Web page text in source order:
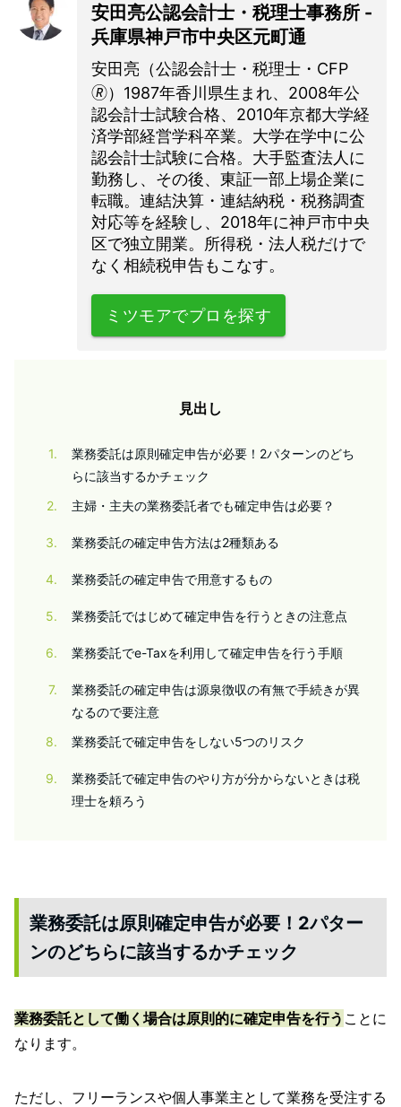
安田亮公認会計士・税理士事務所 -
兵庫県神戸市中央区元町通
安田亮（公認会計士・税理士・CFP
🄬）1987年香川県生まれ、2008年公
認会計士試験合格、2010年京都大学経
済学部経営学科卒業。大学在学中に公
認会計士試験に合格。大手監査法人に
勤務し、その後、東証一部上場企業に
転職。連結決算・連結納税・税務調査
対応等を経験し、2018年に神戸市中央
区で独立開業。所得税・法人税だけで
なく相続税申告もこなす。
ミツモアでプロを探す
見出し
1
業務委託は原則確定申告が必要！2パターンのどち
らに該当するかチェック
2
主婦・主夫の業務委託者でも確定申告は必要？
3 業務委託の確定申告方法は2種類ある
4 業務委託の確定申告で用意するもの
5 業務委託ではじめて確定申告を行うときの注意点
6 業務委託でe-Taxを利用して確定申告を行う手順
7
業務委託の確定申告は源泉徴収の有無で手続きが異
なるので要注意
8
業務委託で確定申告をしない5つのリスク
9
業務委託で確定申告のやり方が分からないときは税
理士を頼ろう
業務委託は原則確定申告が必要！2パター
ンのどちらに該当するかチェック
業務委託として働く場合は原則的に確定申告を行う ことに
なります。
ただし、フリーランスや個人事業主として業務を受注する